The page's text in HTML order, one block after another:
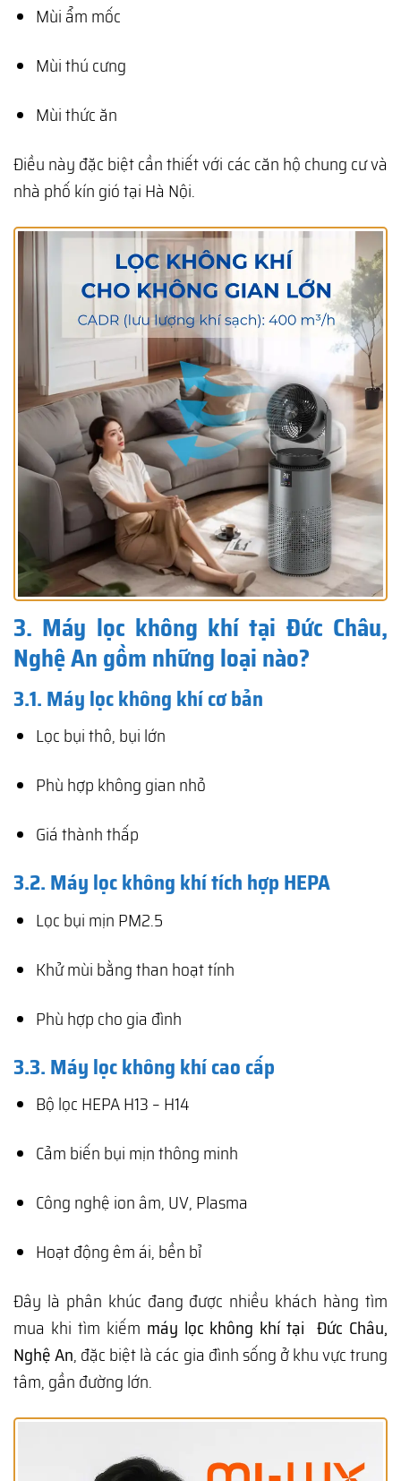
Mùi ẩm mốc
Mùi thú cưng
Mùi thức ăn
Điều này đặc biệt cần thiết với các căn hộ chung cư và
nhà phố kín gió tại Hà Nội.
3. Máy lọc không khí tại Đức Châu,
Nghệ An gồm những loại nào?
3.1. Máy lọc không khí cơ bản
Lọc bụi thô, bụi lớn
Phù hợp không gian nhỏ
Giá thành thấp
3.2. Máy lọc không khí tích hợp HEPA
Lọc bụi mịn PM2.5
Khử mùi bằng than hoạt tính
Phù hợp cho gia đình
3.3. Máy lọc không khí cao cấp
Bộ lọc HEPA H13 – H14
Cảm biến bụi mịn thông minh
Công nghệ ion âm, UV, Plasma
Hoạt động êm ái, bền bỉ
Đây là phân khúc đang được nhiều khách hàng tìm
mua khi tìm kiếm máy lọc không khí tại Đức Châu,
Nghệ An, đặc biệt là các gia đình sống ở khu vực trung
tâm, gần đường lớn.